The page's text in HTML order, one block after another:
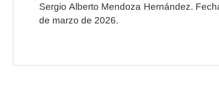
Sergio Alberto Mendoza Hernández.
de marzo de 2026.